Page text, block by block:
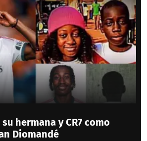
hermana y CR7 como
Diomandé